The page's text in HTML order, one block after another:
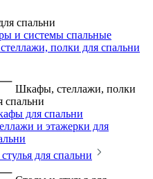
спальни
и системы спальные
полки для спальни
Шкафы, стеллажи, полки
спальни
для спальни
и этажерки для
для спальни